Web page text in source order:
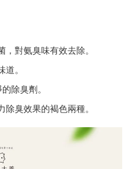
對氨臭味有效去除。
。
除臭劑。
臭效果的褐色兩種。